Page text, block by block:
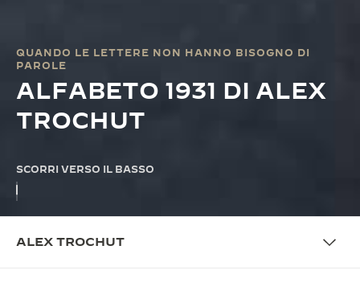
QUANDO LE LETTERE NON HANNO BISOGNO DI
PAROLE
ALFABETO 1931 DI ALEX
TROCHUT
SCORRI VERSO IL BASSO
ALEX TROCHUT